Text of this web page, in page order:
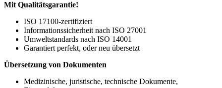
Mit Qualitätsgarantie!
ISO 17100-zertifiziert
Informationssicherheit nach ISO 27001
Umweltstandards nach ISO 14001
Garantiert perfekt, oder neu übersetzt
Übersetzung von Dokumenten
Medizinische, juristische, technische Dokumente,